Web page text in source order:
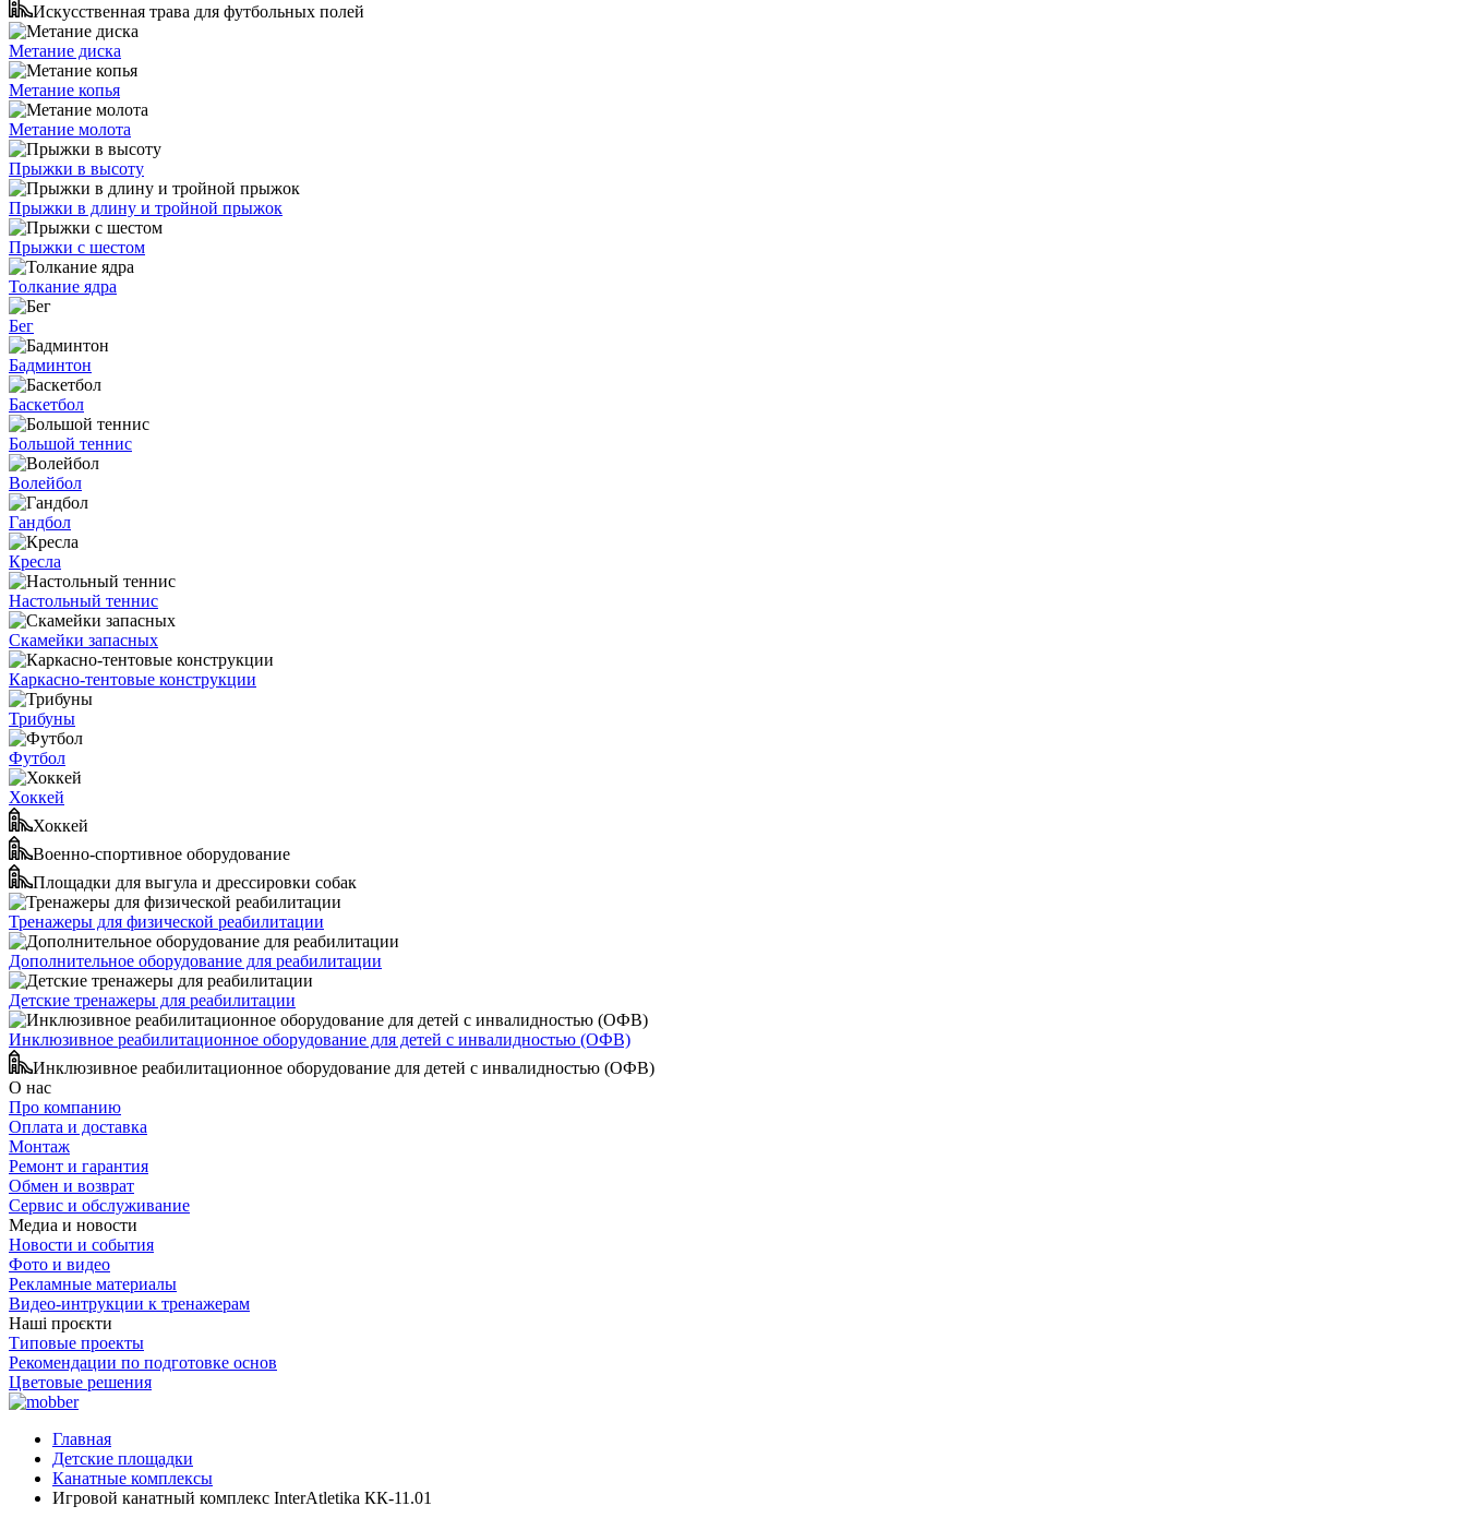
Искусственная трава для футбольных полей
Метание диска
Метание копья
Метание молота
Прыжки в высоту
Прыжки в длину и тройной прыжок
Прыжки с шестом
Толкание ядра
Бег
Бадминтон
Баскетбол
Большой теннис
Волейбол
Гандбол
Кресла
Настольный теннис
Скамейки запасных
Каркасно-тентовые конструкции
Трибуны
Футбол
Хоккей
Хоккей
Военно-спортивное оборудование
Площадки для выгула и дрессировки собак
Тренажеры для физической реабилитации
Дополнительное оборудование для реабилитации
Детские тренажеры для реабилитации
Инклюзивное реабилитационное оборудование для детей с инвалидностью (ОФВ)
Инклюзивное реабилитационное оборудование для детей с инвалидностью (ОФВ)
О нас
Про компанию
Оплата и доставка
Монтаж
Ремонт и гарантия
Обмен и возврат
Сервис и обслуживание
Медиа и новости
Новости и события
Фото и видео
Рекламные материалы
Видео-интрукции к тренажерам
Наші проєкти
Типовые проекты
Рекомендации по подготовке основ
Цветовые решения
Главная
Детские площадки
Канатные комплексы
Игровой канатный комплекс InterAtletika КК-11.01